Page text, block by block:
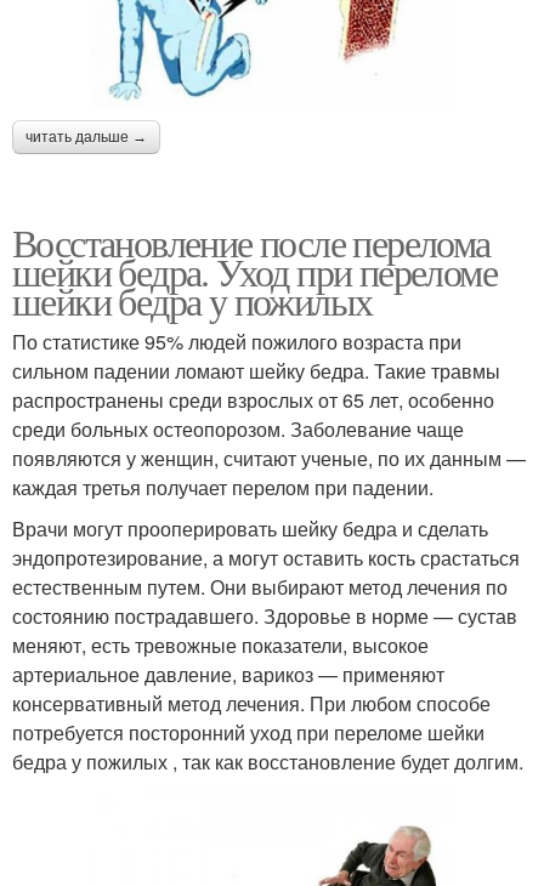
читать дальше →
Восстановление после перелома
шейки бедра. Уход при переломе
шейки бедра у пожилых
По статистике 95% людей пожилого возраста при
сильном падении ломают шейку бедра. Такие травмы
распространены среди взрослых от 65 лет, особенно
среди больных остеопорозом. Заболевание чаще
появляются у женщин, считают ученые, по их данным —
каждая третья получает перелом при падении.
Врачи могут прооперировать шейку бедра и сделать
эндопротезирование, а могут оставить кость срастаться
естественным путем. Они выбирают метод лечения по
состоянию пострадавшего. Здоровье в норме — сустав
меняют, есть тревожные показатели, высокое
артериальное давление, варикоз — применяют
консервативный метод лечения. При любом способе
потребуется посторонний уход при переломе шейки
бедра у пожилых , так как восстановление будет долгим.